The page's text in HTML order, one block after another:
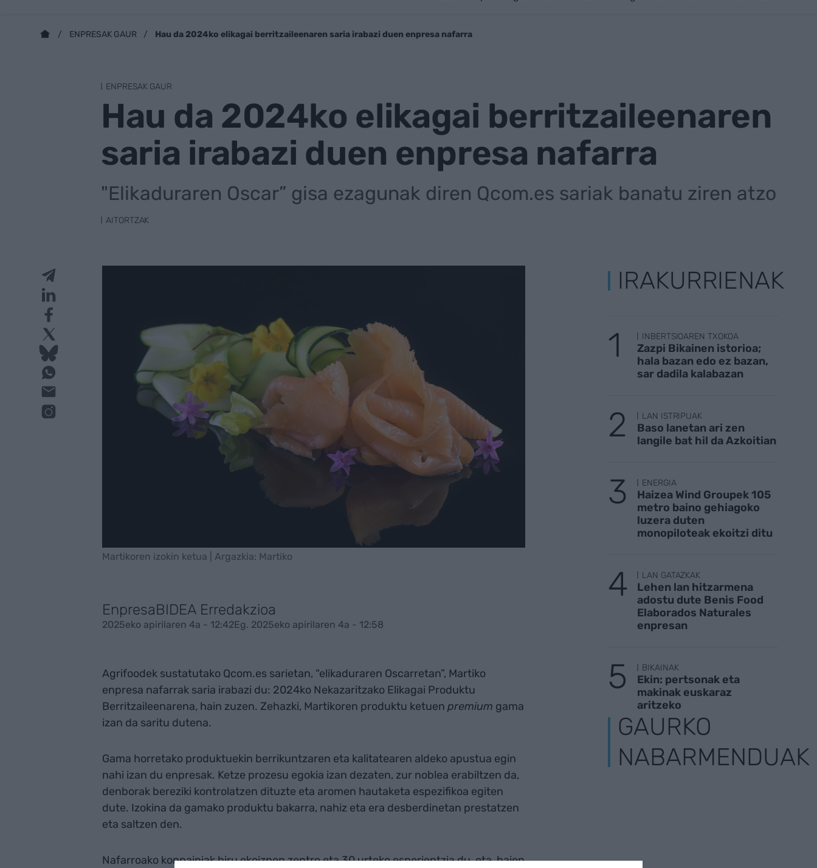
ENPRESAK GAUR Hau da 2024ko elikagai berritzaileenaren saria irabazi duen enpresa nafarra
ENPRESAK GAUR
Hau da 2024ko elikagai berritzaileenaren
saria irabazi duen enpresa nafarra
"Elikaduraren Oscar” gisa ezagunak diren Qcom.es sariak banatu ziren atzo
AITORTZAK
Martikoren izokin ketua | Argazkia: Martiko
EnpresaBIDEA Erredakzioa
2025eko apirilaren 4a - 12:42Eg. 2025eko apirilaren 4a - 12:58
Agrifoodek sustatutako Qcom.es sarietan, “elikaduraren Oscarretan”, Martiko
enpresa nafarrak saria irabazi du: 2024ko Nekazaritzako Elikagai Produktu
Berritzaileenarena, hain zuzen. Zehazki, Martikoren produktu ketuen premium gama
izan da saritu dutena.
Gama horretako produktuekin berrikuntzaren eta kalitatearen aldeko apustua egin
nahi izan du enpresak. Ketze prozesu egokia izan dezaten, zur noblea erabiltzen da,
denborak bereziki kontrolatzen dituzte eta aromen hautaketa espezifikoa egiten
dute. Izokina da gamako produktu bakarra, nahiz eta era desberdinetan prestatzen
eta saltzen den.
Nafarroako konpainiak hiru ekoizpen zentro eta 30 urteko esperientzia du, eta, haien
IRAKURRIENAK
INBERTSIOAREN TXOKOA
Zazpi Bikainen istorioa;
hala bazan edo ez bazan,
sar dadila kalabazan
LAN ISTRIPUAK
Baso lanetan ari zen
langile bat hil da Azkoitian
ENERGIA
Haizea Wind Groupek 105
metro baino gehiagoko
luzera duten
monopiloteak ekoitzi ditu
LAN GATAZKAK
Lehen lan hitzarmena
adostu dute Benis Food
Elaborados Naturales
enpresan
BIKAINAK
Ekin: pertsonak eta
makinak euskaraz
aritzeko
GAURKO
NABARMENDUAK